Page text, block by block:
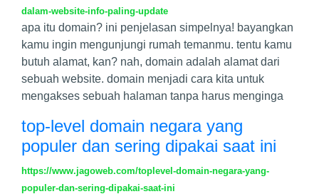
dalam-website-info-paling-update
apa itu domain? ini penjelasan simpelnya! bayangkan
kamu ingin mengunjungi rumah temanmu. tentu kamu
butuh alamat, kan? nah, domain adalah alamat dari
sebuah website. domain menjadi cara kita untuk
mengakses sebuah halaman tanpa harus menginga
top-level domain negara yang
populer dan sering dipakai saat ini
https://www.jagoweb.com/toplevel-domain-negara-yang-
populer-dan-sering-dipakai-saat-ini